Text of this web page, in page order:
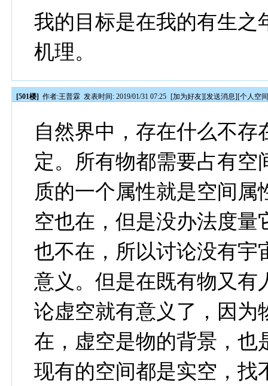
我的目标是在我的有生之
机理。
[501楼] 作者:王普霖 发表时间: 2019/01/31 07:25 [加为好友][发送消息][个人空
自然界中，存在什么不
定。所有物都需要占有空
质的一个属性就是空间
空也在，但是没办法度量
也不在，所以讨论没有宇
意义。但是在既有物又有
论虚空就有意义了，因为
在，虚空是物的背景，也
现有的空间都是实空，找